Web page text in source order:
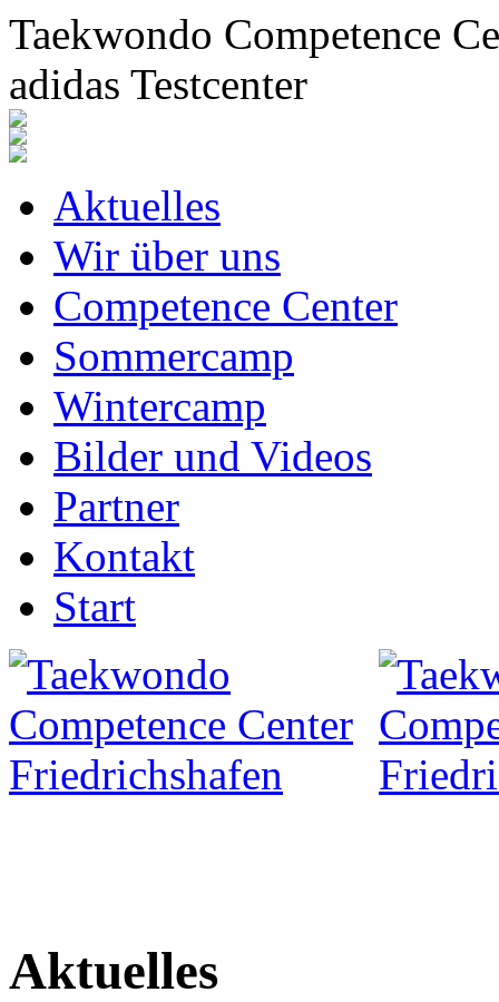
Taekwondo Competence
adidas Testcenter
Aktuelles
Wir über uns
Competence Center
Sommercamp
Wintercamp
Bilder und Videos
Partner
Kontakt
Start
Aktuelles